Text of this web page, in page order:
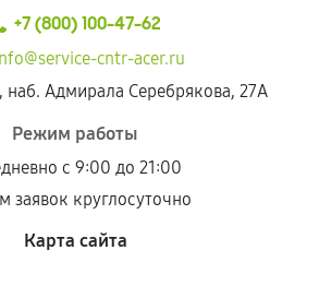
+7 (800) 100-47-62
cntr-acer.ru
наб. Адмирала Серебрякова, 27А
Режим работы
с 9:00 до 21:00
заявок круглосуточно
Карта сайта